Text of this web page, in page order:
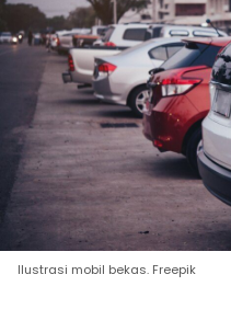
Ilustrasi mobil bekas. Freepik